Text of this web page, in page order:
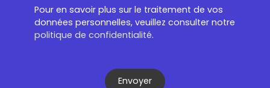
Pour en savoir plus sur le traitement de vos
données personnelles, veuillez consulter notre
politique de confidentialité.
Envoyer